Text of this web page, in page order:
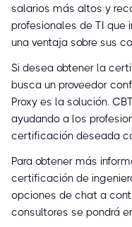
salarios más altos y
profesionales de TI
una ventaja sobre sus
Si desea obtener la
busca un proveedor
Proxy es la solución.
ayudando a los
certificación deseada
Para obtener más
certificación de
opciones de chat a
consultores se pondrá